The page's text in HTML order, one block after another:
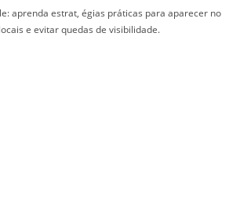
aprenda estrat, égias práticas para aparecer no
e evitar quedas de visibilidade.